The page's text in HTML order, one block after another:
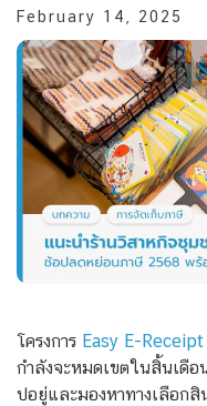
February 14, 2025
โครงการ Easy E-Receipt
กำลังจะหมดเขตในสิ้นเดื
ปอยู่และมองหาทางเลือก